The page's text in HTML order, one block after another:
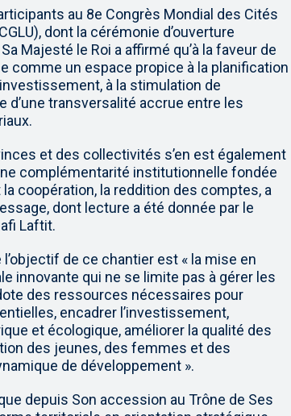
au 8e Congrès Mondial des Cités
dont la cérémonie d’ouverture
Majesté le Roi a affirmé qu’à la faveur de
comme un espace propice à la planification
à la stimulation de
d’une transversalité accrue entre les
et des collectivités s’en est également
complémentarité institutionnelle fondée
coopération, la reddition des comptes, a
dont lecture a été donnée par le
Laftit.
l’objectif de ce chantier est « la mise en
innovante qui ne se limite pas à gérer les
des ressources nécessaires pour
encadrer l’investissement,
et écologique, améliorer la qualité des
des jeunes, des femmes et des
de développement ».
depuis Son accession au Trône de Ses